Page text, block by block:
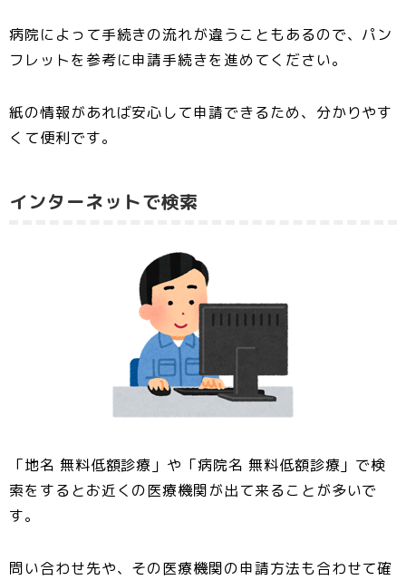
病院によって手続きの流れが違うこともあるので、パン
フレットを参考に申請手続きを進めてください。
紙の情報があれば安心して申請できるため、分かりやす
くて便利です。
インターネットで検索
「地名 無料低額診療」や「病院名 無料低額診療」で検
索をするとお近くの医療機関が出て来ることが多いで
す。
問い合わせ先や、その医療機関の申請方法も合わせて確